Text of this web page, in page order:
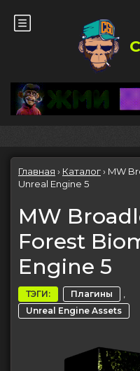
Главная › Каталог› MW
Unreal Engine 5
MW
Forest
Engine 5
ТЭГИ: Плагины ,
Unreal Engine Assets